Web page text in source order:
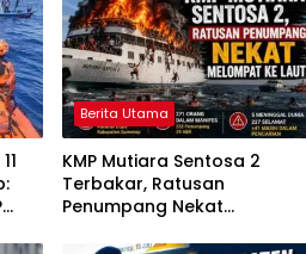
Berita Utama
KMP Mutiara Sentosa 2
Terbakar, Ratusan
Penumpang Nekat